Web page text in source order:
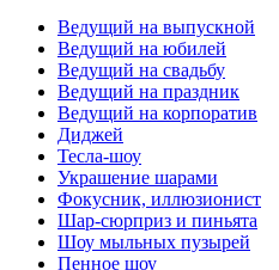
Ведущий на выпускной
Ведущий на юбилей
Ведущий на свадьбу
Ведущий на праздник
Ведущий на корпоратив
Диджей
Тесла-шоу
Украшение шарами
Фокусник, иллюзионист
Шар-сюрприз и пиньята
Шоу мыльных пузырей
Пенное шоу